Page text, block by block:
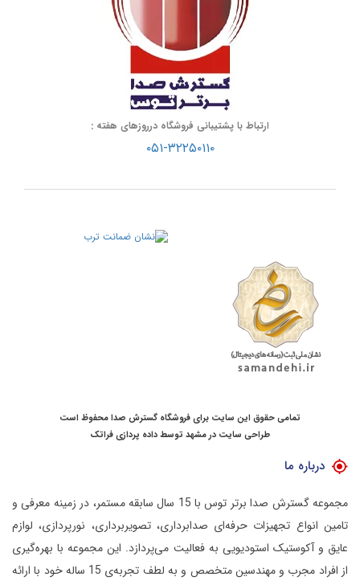
ارتباط با پشتیبانی فروشگاه درروزهای هفته :
۰۵۱-۳۲۲۵۰۱۱۰
تمامی حقوق این سایت برای فروشگاه گسترش صدا محفوظ است
طراحی سایت در مشهد توسطداده پردازی فراتک
درباره ما
مجموعه گسترش صدا برتر توس با 15 سال سابقه مستمر، در زمینه معرفی و
تامین انواع تجهیزات حرفه‌ای صدابرداری، تصویربرداری، نورپردازی، لوازم
عایق و آکوستیک استودیویی به فعالیت می‌پردازد. این مجموعه با بهره‌گیری
از افراد مجرب و مهندسین متخصص و به لطف تجربه‌ی 15 ساله خود با ارائه